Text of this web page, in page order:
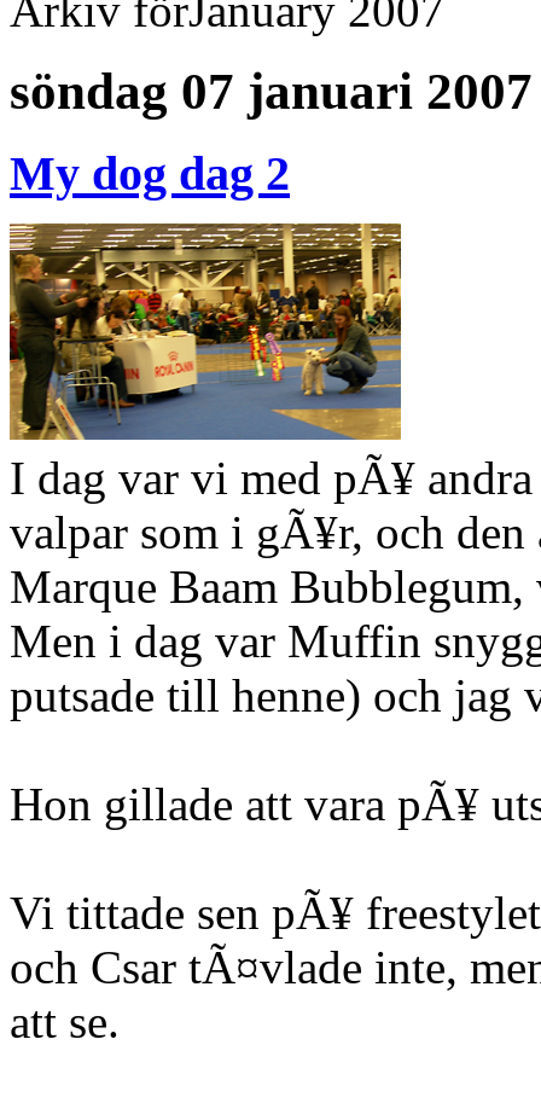
söndag 07 januari 2007
My dog dag 2
I dag var vi med pÃ¥
valpar som i gÃ¥r, och
Marque Baam Bubblegum,
Men i dag var Muffin
putsade till henne) och jag
Hon gillade att vara pÃ¥
Vi tittade sen pÃ¥
och Csar tÃ¤vlade inte,
att se.